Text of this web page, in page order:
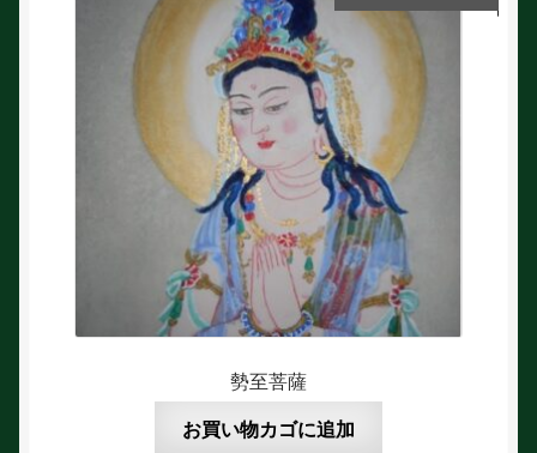
勢至菩薩
お買い物カゴに追加